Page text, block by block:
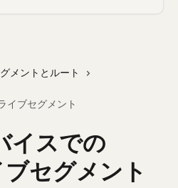
メントとルート
イブセグメント
スでの
セグメント